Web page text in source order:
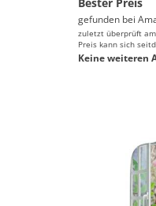
gefunden bei
zuletzt überprüft
Preis kann sich
Keine weiteren